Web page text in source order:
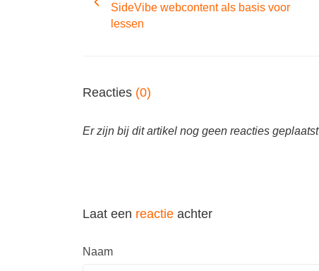
SideVibe webcontent als basis voor
lessen
Reacties (0)
Er zijn bij dit artikel nog geen reacties geplaatst
Laat een reactie achter
Naam